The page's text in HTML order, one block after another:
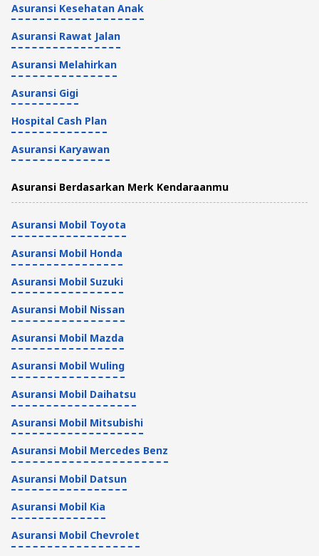
Asuransi Kesehatan Anak
Asuransi Rawat Jalan
Asuransi Melahirkan
Asuransi Gigi
Hospital Cash Plan
Asuransi Karyawan
Asuransi Berdasarkan Merk Kendaraanmu
Asuransi Mobil Toyota
Asuransi Mobil Honda
Asuransi Mobil Suzuki
Asuransi Mobil Nissan
Asuransi Mobil Mazda
Asuransi Mobil Wuling
Asuransi Mobil Daihatsu
Asuransi Mobil Mitsubishi
Asuransi Mobil Mercedes Benz
Asuransi Mobil Datsun
Asuransi Mobil Kia
Asuransi Mobil Chevrolet